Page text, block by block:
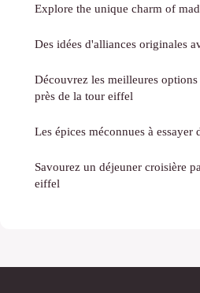
Explore the unique charm of
Des idées d'alliances originales
Découvrez les meilleures
près de la tour eiffel
Les épices méconnues à essayer
Savourez un déjeuner croisière
eiffel